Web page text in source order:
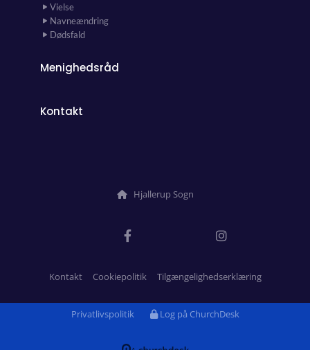
Vielse
Navneændring
Dødsfald
Menighedsråd
Kontakt
Hjallerup Sogn
Kontakt Cookiepolitik Tilgængelighedserklæring
Privatlivspolitik Log på ChurchDesk